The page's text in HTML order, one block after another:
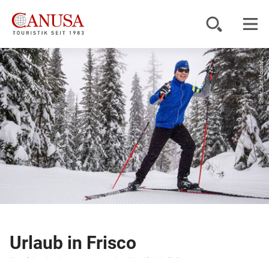
Reiseziele
Reisearten
Inspiration
Service
© Silver Star Mounta...
Urlaub in Frisco